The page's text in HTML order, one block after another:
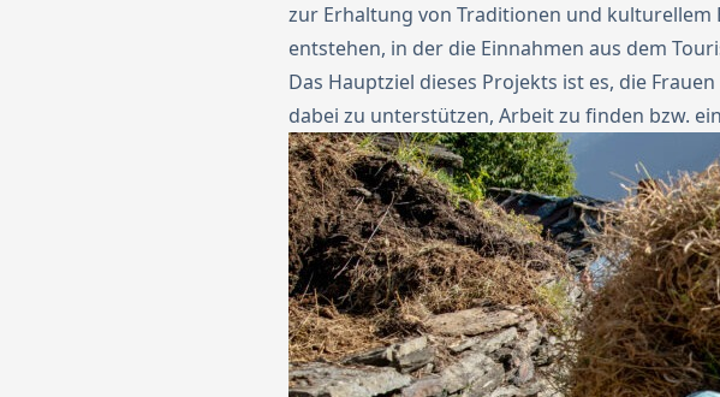
zur Erhaltung von Traditionen und kulturellem
entstehen, in der die Einnahmen aus dem
Das Hauptziel dieses Projekts ist es, die
dabei zu unterstützen, Arbeit zu finden bzw.